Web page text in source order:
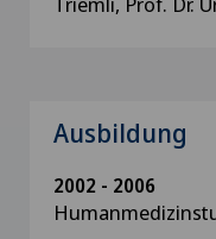
Ausbildung
2002 - 2006